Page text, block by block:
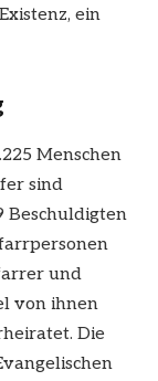
ein
Menschen
sind
Beschuldigten
und
von ihnen
Die